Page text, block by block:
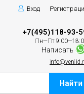
Вход
+7(495)118-93-
Пн—Пт
Написать
Найти